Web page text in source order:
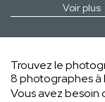
Voir plus
Trouvez le
8 photographes à
Vous avez besoin